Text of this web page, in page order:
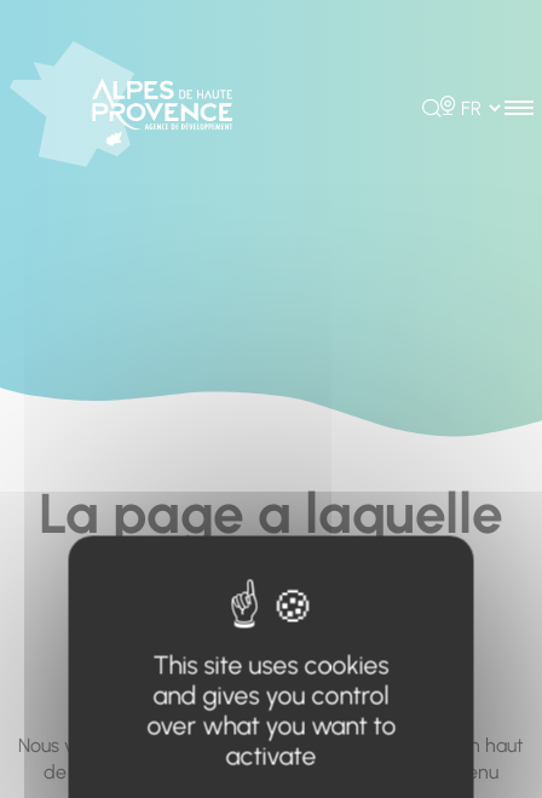
Rechercher
Choisir la
La page a laquelle
vous cherchez à
accéder n'existe
pas... ou plus.
Nous vous invitons à utiliser le moteur de recherche en haut
de page, ou à utiliser le menu pour trouver le contenu
This site uses cookies
and gives you control
over what you want to
activate